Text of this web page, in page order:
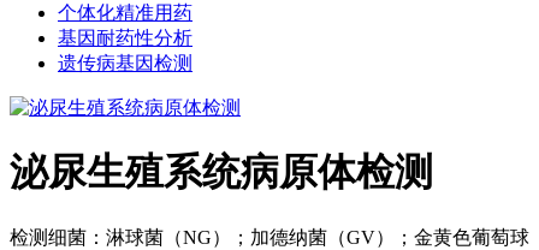
个体化精准用药
基因耐药性分析
遗传病基因检测
泌尿生殖系统病原体检测
检测细菌：淋球菌（NG）；加德纳菌（GV）；金黄色葡萄球